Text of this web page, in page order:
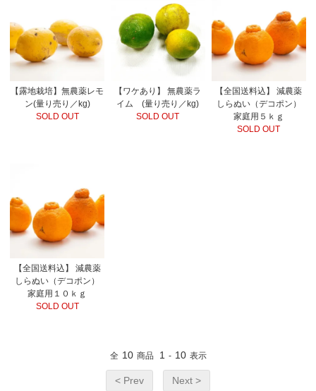
【露地栽培】無農薬レモ
ン(量り売り／kg)
SOLD OUT
【ワケあり】 無農薬ラ
イム (量り売り／kg)
SOLD OUT
【全国送料込】 減農薬
しらぬい（デコポン）
家庭用５ｋｇ
SOLD OUT
【全国送料込】 減農薬
しらぬい（デコポン）
家庭用１０ｋｇ
SOLD OUT
全 10 商品 1 - 10 表示
< Prev Next >